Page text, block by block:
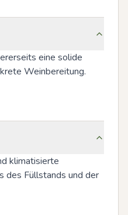
eine solide
Weinbereitung.
klimatisierte
des Füllstands und der